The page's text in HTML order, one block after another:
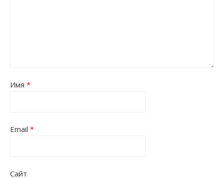
Имя *
Email *
Сайт